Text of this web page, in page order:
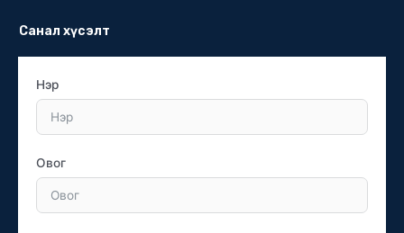
Санал хүсэлт
Нэр
Овог